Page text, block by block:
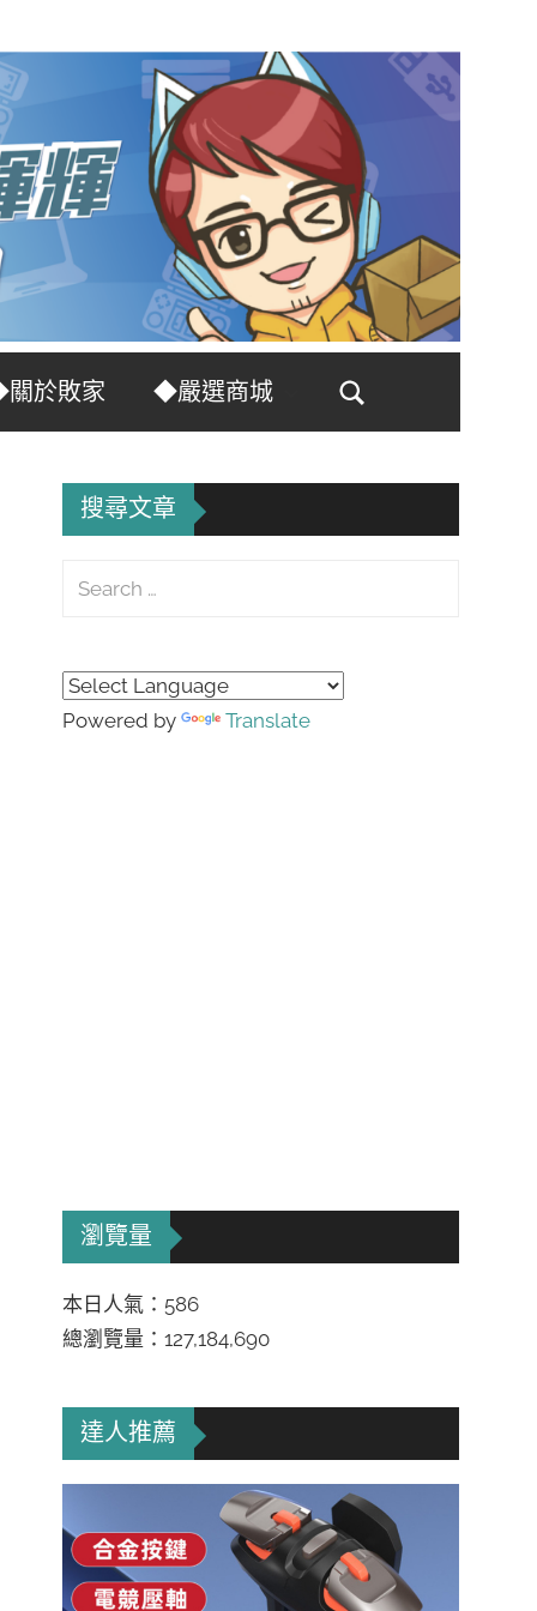
於敗家
◆嚴選商城
Search
搜尋文章
Search
Powered by Translate
瀏覽量
本日人氣：586
總瀏覽量：127,184,690
達人推薦